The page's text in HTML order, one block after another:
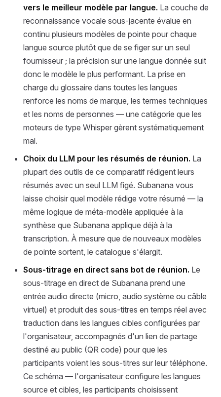
vers le meilleur modèle par langue. La couche de
reconnaissance vocale sous-jacente évalue en
continu plusieurs modèles de pointe pour chaque
langue source plutôt que de se figer sur un seul
fournisseur ; la précision sur une langue donnée suit
donc le modèle le plus performant. La prise en
charge du glossaire dans toutes les langues
renforce les noms de marque, les termes techniques
et les noms de personnes — une catégorie que les
moteurs de type Whisper gèrent systématiquement
mal.
Choix du LLM pour les résumés de réunion. La
plupart des outils de ce comparatif rédigent leurs
résumés avec un seul LLM figé. Subanana vous
laisse choisir quel modèle rédige votre résumé — la
même logique de méta-modèle appliquée à la
synthèse que Subanana applique déjà à la
transcription. À mesure que de nouveaux modèles
de pointe sortent, le catalogue s'élargit.
Sous-titrage en direct sans bot de réunion. Le
sous-titrage en direct de Subanana prend une
entrée audio directe (micro, audio système ou câble
virtuel) et produit des sous-titres en temps réel avec
traduction dans les langues cibles configurées par
l'organisateur, accompagnés d'un lien de partage
destiné au public (QR code) pour que les
participants voient les sous-titres sur leur téléphone.
Ce schéma — l'organisateur configure les langues
source et cibles, les participants choisissent